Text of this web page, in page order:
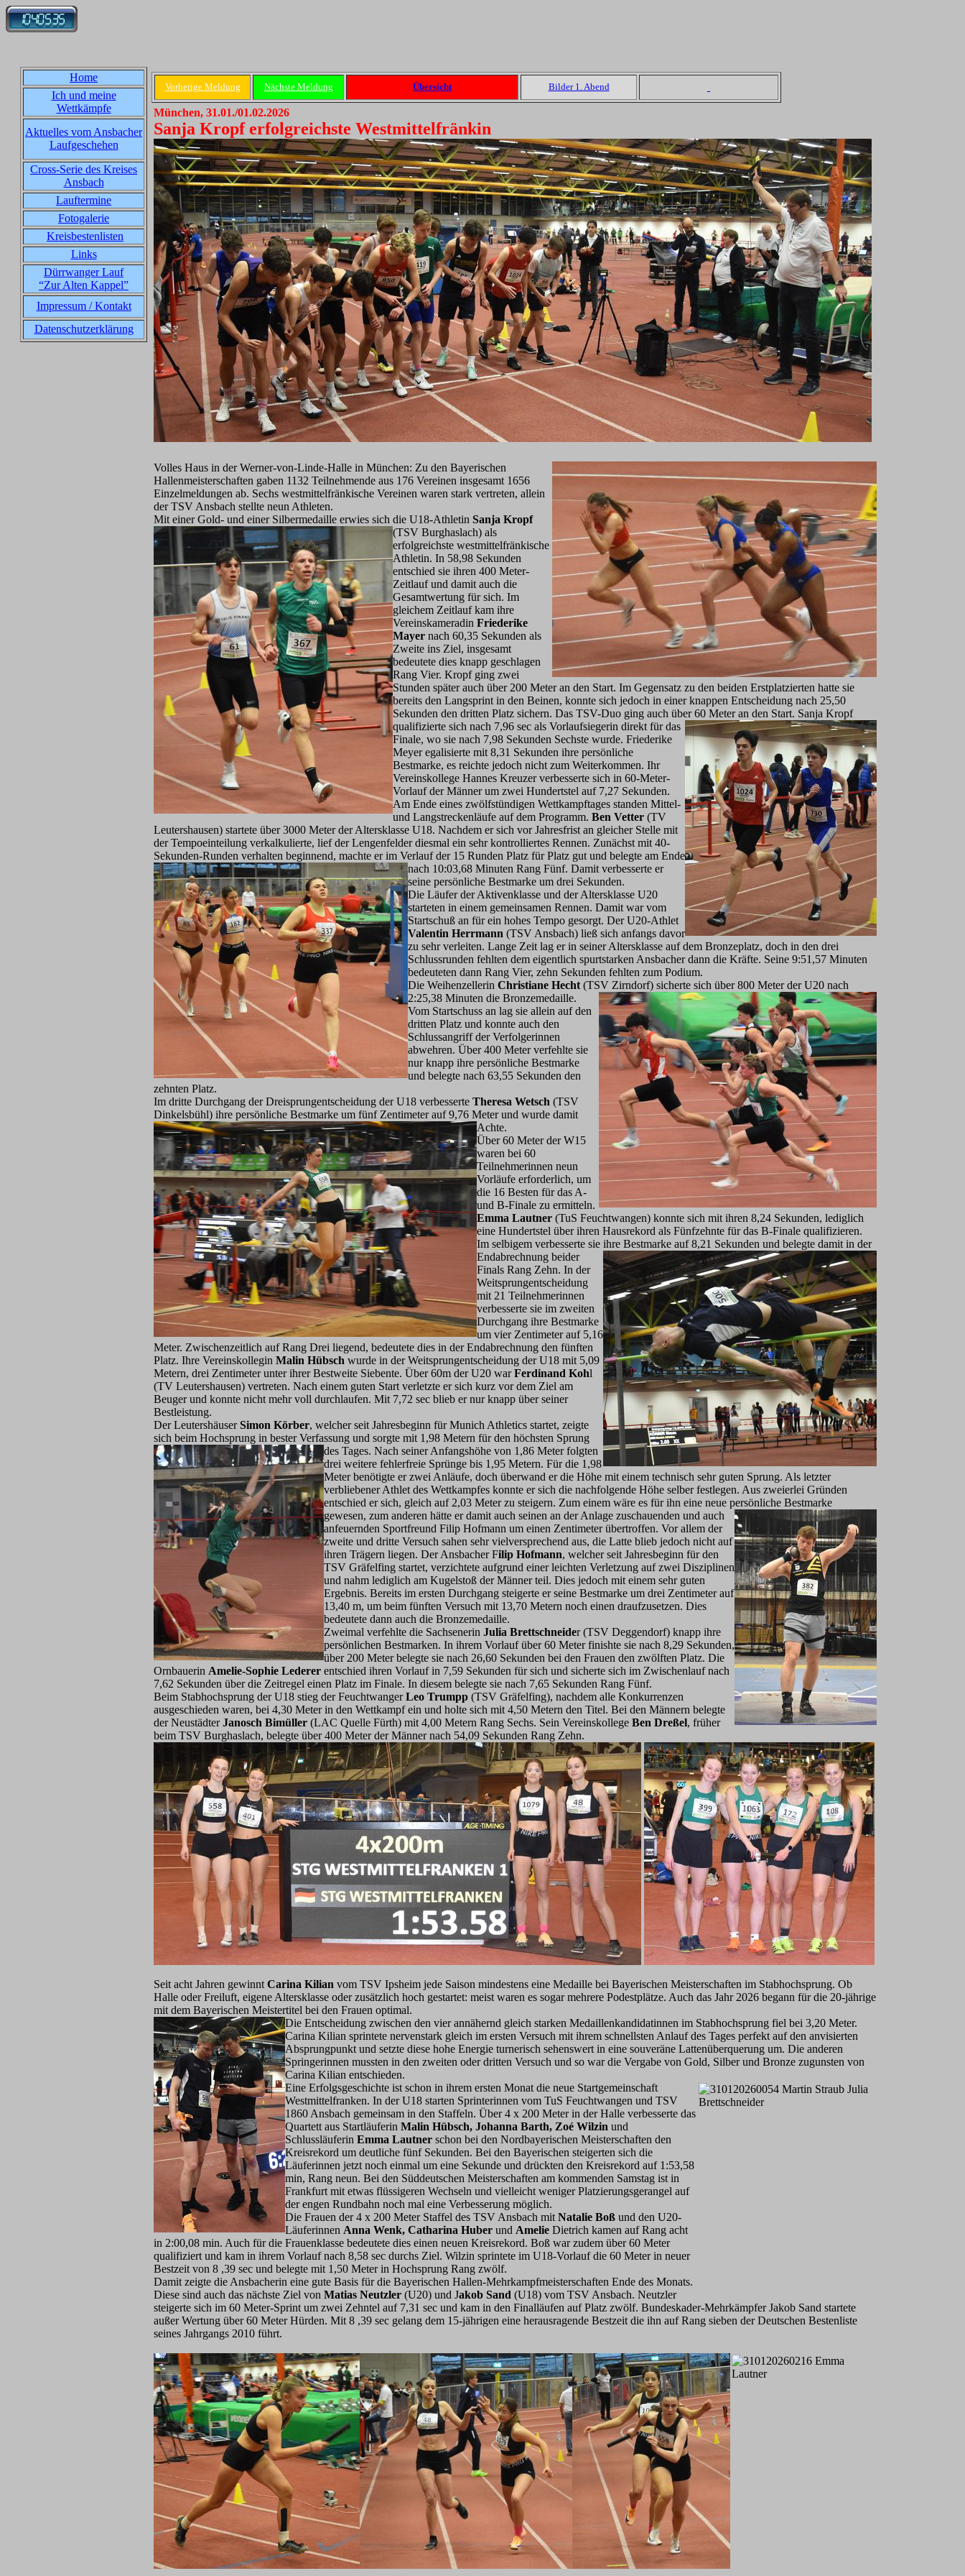
Home
Ich und meine
Wettkämpfe
Aktuelles vom Ansbacher
Laufgeschehen
Cross-Serie des Kreises
Ansbach
Lauftermine
Fotogalerie
Kreisbestenlisten
Links
Dürrwanger Lauf
“Zur Alten Kappel”
Impressum / Kontakt
Datenschutzerklärung
Vorherige Meldung Nächste Meldung Übersicht Bilder 1. Abend
München, 31.01./01.02.2026
Sanja Kropf erfolgreichste Westmittelfränkin
Volles Haus in der Werner-von-Linde-Halle in München: Zu den Bayerischen
Hallenmeisterschaften gaben 1132 Teilnehmende aus 176 Vereinen insgesamt 1656
Einzelmeldungen ab. Sechs westmittelfränkische Vereinen waren stark vertreten, allein
der TSV Ansbach stellte neun Athleten.
Mit einer Gold- und einer Silbermedaille erwies sich die U18-Athletin Sanja Kropf
(TSV Burghaslach) als
erfolgreichste westmittelfränkische
Athletin. In 58,98 Sekunden
entschied sie ihren 400 Meter-
Zeitlauf und damit auch die
Gesamtwertung für sich. Im
gleichem Zeitlauf kam ihre
Vereinskameradin Friederike
Mayer nach 60,35 Sekunden als
Zweite ins Ziel, insgesamt
bedeutete dies knapp geschlagen
Rang Vier. Kropf ging zwei
Stunden später auch über 200 Meter an den Start. Im Gegensatz zu den beiden Erstplatzierten hatte sie
bereits den Langsprint in den Beinen, konnte sich jedoch in einer knappen Entscheidung nach 25,50
Sekunden den dritten Platz sichern. Das TSV-Duo ging auch über 60 Meter an den Start. Sanja Kropf
qualifizierte sich nach 7,96 sec als Vorlaufsiegerin direkt für das
Finale, wo sie nach 7,98 Sekunden Sechste wurde. Friederike
Meyer egalisierte mit 8,31 Sekunden ihre persönliche
Bestmarke, es reichte jedoch nicht zum Weiterkommen. Ihr
Vereinskollege Hannes Kreuzer verbesserte sich in 60-Meter-
Vorlauf der Männer um zwei Hundertstel auf 7,27 Sekunden.
Am Ende eines zwölfstündigen Wettkampftages standen Mittel-
und Langstreckenläufe auf dem Programm. Ben Vetter (TV
Leutershausen) startete über 3000 Meter der Altersklasse U18. Nachdem er sich vor Jahresfrist an gleicher Stelle mit
der Tempoeinteilung verkalkulierte, lief der Lengenfelder diesmal ein sehr kontrolliertes Rennen. Zunächst mit 40-
Sekunden-Runden verhalten beginnend, machte er im Verlauf der 15 Runden Platz für Platz gut und belegte am Ende
nach 10:03,68 Minuten Rang Fünf. Damit verbesserte er
seine persönliche Bestmarke um drei Sekunden.
Die Läufer der Aktivenklasse und der Altersklasse U20
starteten in einem gemeinsamen Rennen. Damit war vom
Startschuß an für ein hohes Tempo gesorgt. Der U20-Athlet
Valentin Herrmann (TSV Ansbach) ließ sich anfangs davor
zu sehr verleiten. Lange Zeit lag er in seiner Altersklasse auf dem Bronzeplatz, doch in den drei
Schlussrunden fehlten dem eigentlich spurtstarken Ansbacher dann die Kräfte. Seine 9:51,57 Minuten
bedeuteten dann Rang Vier, zehn Sekunden fehlten zum Podium.
Die Weihenzellerin Christiane Hecht (TSV Zirndorf) sicherte sich über 800 Meter der U20 nach
2:25,38 Minuten die Bronzemedaille.
Vom Startschuss an lag sie allein auf den
dritten Platz und konnte auch den
Schlussangriff der Verfolgerinnen
abwehren. Über 400 Meter verfehlte sie
nur knapp ihre persönliche Bestmarke
und belegte nach 63,55 Sekunden den
zehnten Platz.
Im dritte Durchgang der Dreisprungentscheidung der U18 verbesserte Theresa Wetsch (TSV
Dinkelsbühl) ihre persönliche Bestmarke um fünf Zentimeter auf 9,76 Meter und wurde damit
Achte.
Über 60 Meter der W15
waren bei 60
Teilnehmerinnen neun
Vorläufe erforderlich, um
die 16 Besten für das A-
und B-Finale zu ermitteln.
Emma Lautner (TuS Feuchtwangen) konnte sich mit ihren 8,24 Sekunden, lediglich
eine Hundertstel über ihren Hausrekord als Fünfzehnte für das B-Finale qualifizieren.
Im selbigem verbesserte sie ihre Bestmarke auf 8,21 Sekunden und belegte damit in der
Endabrechnung beider
Finals Rang Zehn. In der
Weitsprungentscheidung
mit 21 Teilnehmerinnen
verbesserte sie im zweiten
Durchgang ihre Bestmarke
um vier Zentimeter auf 5,16
Meter. Zwischenzeitlich auf Rang Drei liegend, bedeutete dies in der Endabrechnung den fünften
Platz. Ihre Vereinskollegin Malin Hübsch wurde in der Weitsprungentscheidung der U18 mit 5,09
Metern, drei Zentimeter unter ihrer Bestweite Siebente. Über 60m der U20 warFerdinand Kohl
(TV Leutershausen) vertreten. Nach einem guten Start verletzte er sich kurz vor dem Ziel am
Beuger und konnte nicht mehr voll durchlaufen. Mit 7,72 sec blieb er nur knapp über seiner
Bestleistung.
Der LeutershäuserSimon Körber, welcher seit Jahresbeginn für Munich Athletics startet, zeigte
sich beim Hochsprung in bester Verfassung und sorgte mit 1,98 Metern für den höchsten Sprung
des Tages. Nach seiner Anfangshöhe von 1,86 Meter folgten
drei weitere fehlerfreie Sprünge bis 1,95 Metern. Für die 1,98
Meter benötigte er zwei Anläufe, doch überwand er die Höhe mit einem technisch sehr guten Sprung. Als letzter
verbliebener Athlet des Wettkampfes konnte er sich die nachfolgende Höhe selber festlegen. Aus zweierlei Gründen
entschied er sich, gleich auf 2,03 Meter zu steigern. Zum einem wäre es für ihn eine neue persönliche Bestmarke
gewesen, zum anderen hätte er damit auch seinen an der Anlage zuschauenden und auch
anfeuernden Sportfreund Filip Hofmann um einen Zentimeter übertroffen. Vor allem der
zweite und dritte Versuch sahen sehr vielversprechend aus, die Latte blieb jedoch nicht auf
ihren Trägern liegen. Der Ansbacher Filip Hofmann, welcher seit Jahresbeginn für den
TSV Gräfelfing startet, verzichtete aufgrund einer leichten Verletzung auf zwei Disziplinen
und nahm lediglich am Kugelstoß der Männer teil. Dies jedoch mit einem sehr guten
Ergebnis. Bereits im ersten Durchgang steigerte er seine Bestmarke um drei Zentimeter auf
13,40 m, um beim fünften Versuch mit 13,70 Metern noch einen draufzusetzen. Dies
bedeutete dann auch die Bronzemedaille.
Zweimal verfehlte die Sachsenerin Julia Brettschneider (TSV Deggendorf) knapp ihre
persönlichen Bestmarken. In ihrem Vorlauf über 60 Meter finishte sie nach 8,29 Sekunden,
über 200 Meter belegte sie nach 26,60 Sekunden bei den Frauen den zwölften Platz. Die
Ornbauerin Amelie-Sophie Lederer entschied ihren Vorlauf in 7,59 Sekunden für sich und sicherte sich im Zwischenlauf nach
7,62 Sekunden über die Zeitregel einen Platz im Finale. In diesem belegte sie nach 7,65 Sekunden Rang Fünf.
Beim Stabhochsprung der U18 stieg der FeuchtwangerLeo Trumpp (TSV Gräfelfing), nachdem alle Konkurrenzen
ausgeschieden waren, bei 4,30 Meter in den Wettkampf ein und holte sich mit 4,50 Metern den Titel. Bei den Männern belegte
der NeustädterJanosch Bimüller (LAC Quelle Fürth) mit 4,00 Metern Rang Sechs. Sein Vereinskollege Ben Dreßel, früher
beim TSV Burghaslach, belegte über 400 Meter der Männer nach 54,09 Sekunden Rang Zehn.
Seit acht Jahren gewinnt Carina Kilian vom TSV Ipsheim jede Saison mindestens eine Medaille bei Bayerischen Meisterschaften im Stabhochsprung. Ob
Halle oder Freiluft, eigene Altersklasse oder zusätzlich hoch gestartet: meist waren es sogar mehrere Podestplätze. Auch das Jahr 2026 begann für die 20-jährige
mit dem Bayerischen Meistertitel bei den Frauen optimal.
Die Entscheidung zwischen den vier annähernd gleich starken Medaillenkandidatinnen im Stabhochsprung fiel bei 3,20 Meter.
Carina Kilian sprintete nervenstark gleich im ersten Versuch mit ihrem schnellsten Anlauf des Tages perfekt auf den anvisierten
Absprungpunkt und setzte diese hohe Energie turnerisch sehenswert in eine souveräne Lattenüberquerung um. Die anderen
Springerinnen mussten in den zweiten oder dritten Versuch und so war die Vergabe von Gold, Silber und Bronze zugunsten von
Carina Kilian entschieden.
Eine Erfolgsgeschichte ist schon in ihrem ersten Monat die neue Startgemeinschaft
Westmittelfranken. In der U18 starten Sprinterinnen vom TuS Feuchtwangen und TSV
1860 Ansbach gemeinsam in den Staffeln. Über 4 x 200 Meter in der Halle verbesserte das
Quartett aus Startläuferin Malin Hübsch, Johanna Barth, Zoé Wilzin und
Schlussläuferin Emma Lautner schon bei den Nordbayerischen Meisterschaften den
Kreisrekord um deutliche fünf Sekunden. Bei den Bayerischen steigerten sich die
Läuferinnen jetzt noch einmal um eine Sekunde und drückten den Kreisrekord auf 1:53,58
min, Rang neun. Bei den Süddeutschen Meisterschaften am kommenden Samstag ist in
Frankfurt mit etwas flüssigeren Wechseln und vielleicht weniger Platzierungsgerangel auf
der engen Rundbahn noch mal eine Verbesserung möglich.
Die Frauen der 4 x 200 Meter Staffel des TSV Ansbach mit Natalie Boß und den U20-
Läuferinnen Anna Wenk, Catharina Huber und Amelie Dietrich kamen auf Rang acht
in 2:00,08 min. Auch für die Frauenklasse bedeutete dies einen neuen Kreisrekord. Boß war zudem über 60 Meter
qualifiziert und kam in ihrem Vorlauf nach 8,58 sec durchs Ziel. Wilzin sprintete im U18-Vorlauf die 60 Meter in neuer
Bestzeit von 8 ,39 sec und belegte mit 1,50 Meter in Hochsprung Rang zwölf.
Damit zeigte die Ansbacherin eine gute Basis für die Bayerischen Hallen-Mehrkampfmeisterschaften Ende des Monats.
Diese sind auch das nächste Ziel von Matias Neutzler (U20) und Jakob Sand (U18) vom TSV Ansbach. Neutzler
steigerte sich im 60 Meter-Sprint um zwei Zehntel auf 7,31 sec und kam in den Finalläufen auf Platz zwölf. Bundeskader-Mehrkämpfer Jakob Sand startete
außer Wertung über 60 Meter Hürden. Mit 8 ,39 sec gelang dem 15-jährigen eine herausragende Bestzeit die ihn auf Rang sieben der Deutschen Bestenliste
seines Jahrgangs 2010 führt.